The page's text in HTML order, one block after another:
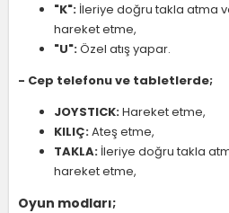
"K": İleriye doğru takla atma
hareket etme,
"U":Özel atış yapar.
- Cep telefonu ve tabletlerde;
JOYSTICK:Hareket etme,
KILIÇ:Ateş etme,
TAKLA: İleriye doğru takla
hareket etme,
Oyun modları;